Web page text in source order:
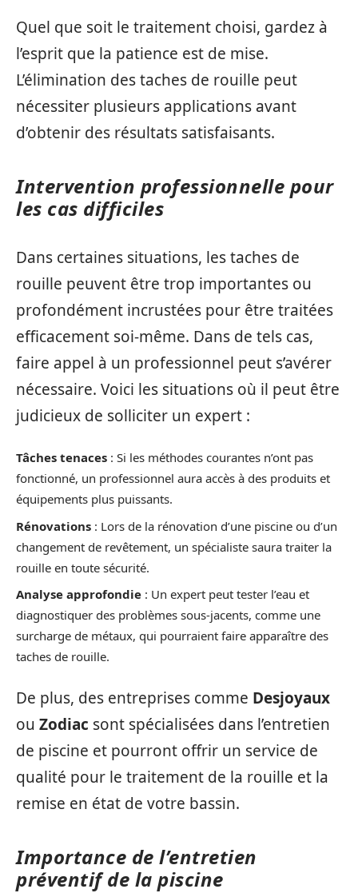
Quel que soit le traitement choisi, gardez à
l’esprit que la patience est de mise.
L’élimination des taches de rouille peut
nécessiter plusieurs applications avant
d’obtenir des résultats satisfaisants.
Intervention professionnelle pour
les cas difficiles
Dans certaines situations, les taches de
rouille peuvent être trop importantes ou
profondément incrustées pour être traitées
efficacement soi-même. Dans de tels cas,
faire appel à un professionnel peut s’avérer
nécessaire. Voici les situations où il peut être
judicieux de solliciter un expert :
Tâches tenaces : Si les méthodes courantes n’ont pas
fonctionné, un professionnel aura accès à des produits et
équipements plus puissants.
Rénovations : Lors de la rénovation d’une piscine ou d’un
changement de revêtement, un spécialiste saura traiter la
rouille en toute sécurité.
Analyse approfondie : Un expert peut tester l’eau et
diagnostiquer des problèmes sous-jacents, comme une
surcharge de métaux, qui pourraient faire apparaître des
taches de rouille.
De plus, des entreprises comme Desjoyaux
ou Zodiac sont spécialisées dans l’entretien
de piscine et pourront offrir un service de
qualité pour le traitement de la rouille et la
remise en état de votre bassin.
Importance de l’entretien
préventif de la piscine